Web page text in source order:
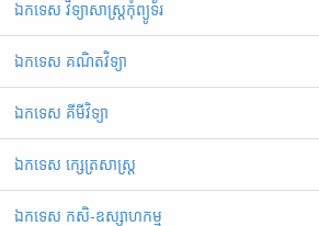
ឯកទេស វិទ្យាសាស្រ្តកុំព្យូទ័រ
ឯកទេស គណិតវិទ្យា
ឯកទេស គីមីវិទ្យា
ឯកទេស ក្សេត្រសាស្ត្រ
ឯកទេស កសិ-ឧស្សាហកម្ម